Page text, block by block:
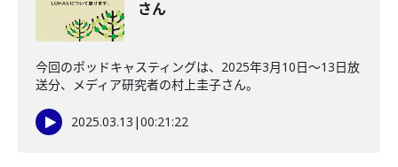
さん
今回のポッドキャスティングは、2025年3月10日～13日放
送分、メディア研究者の村上圭子さん。
2025.03.13 |00:21:22